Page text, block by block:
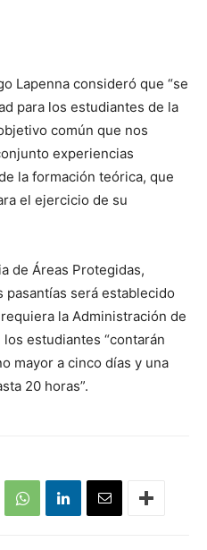
Lapenna consideró que “se
para los estudiantes de la
común que nos
experiencias
la formación teórica, que
el ejercicio de su
de Áreas Protegidas,
pasantías será establecido
la Administración de
los estudiantes “contarán
mayor a cinco días y una
20 horas”.